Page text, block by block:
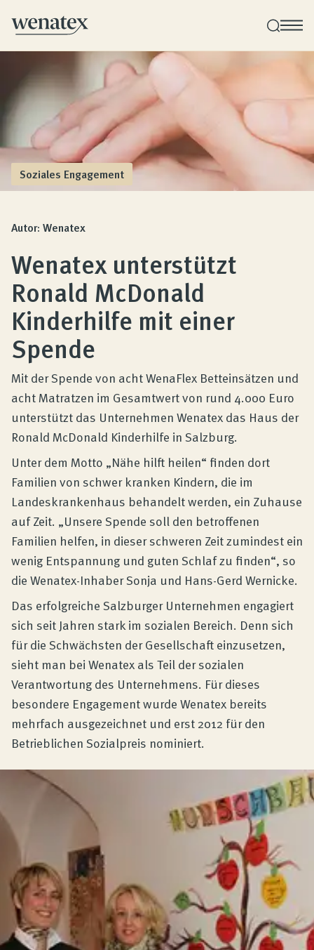
Wenatex Schlafberatung
Produktberatung zu Hause, im Store oder online!
Produkte
Qualität und Garantie
Kundenbewertungen
Produktberatung
Unternehmen
Kontakt
Magazin
Soziales Engagement
Autor: Wenatex
Wenatex unterstützt
Ronald McDonald
Kinderhilfe mit einer
Spende
Mit der Spende von acht WenaFlex Betteinsätzen und
acht Matratzen im Gesamtwert von rund 4.000 Euro
unterstützt das Unternehmen Wenatex das Haus der
Ronald McDonald Kinderhilfe in Salzburg.
Unter dem Motto „Nähe hilft heilen“ finden dort
Familien von schwer kranken Kindern, die im
Landeskrankenhaus behandelt werden, ein Zuhause
auf Zeit. „Unsere Spende soll den betroffenen
Familien helfen, in dieser schweren Zeit zumindest ein
wenig Entspannung und guten Schlaf zu finden“, so
die Wenatex-Inhaber Sonja und Hans-Gerd Wernicke.
Das erfolgreiche Salzburger Unternehmen engagiert
sich seit Jahren stark im sozialen Bereich. Denn sich
für die Schwächsten der Gesellschaft einzusetzen,
sieht man bei Wenatex als Teil der sozialen
Verantwortung des Unternehmens. Für dieses
besondere Engagement wurde Wenatex bereits
mehrfach ausgezeichnet und erst 2012 für den
Betrieblichen Sozialpreis nominiert.